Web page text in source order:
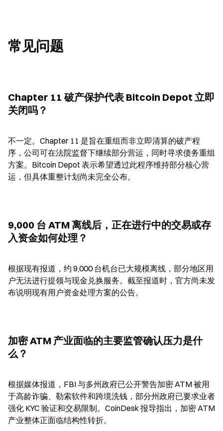
常见问题
Chapter 11 破产保护代表 Bitcoin Depot 立即
关闭吗？
不一定。Chapter 11 是旨在重组而非立即清算的破产程
序，公司可在法院监督下继续部分营运，同时寻求债务重组
方案。Bitcoin Depot 表示希望透过此程序维持部分核心营
运，但具体重整计划尚未完全公布。
9,000 台 ATM 离线后，正在进行中的交易或存
入资金如何处理？
根据现有报道，约 9,000 台机台已大规模离线，部分地区用
户无法进行提领与现金兑换服务。截至报道时，官方尚未发
布说明现有用户资金处理方案的公告。
加密 ATM 产业面临的主要监管确认压力是什
么？
根据媒体报道，FBI 与多州政府已公开警告加密 ATM 被用
于高龄诈骗、勒索软件和跨境洗钱，部分州政府已要求业者
强化 KYC 验证和交易限制。CoinDesk 报导指出，加密 ATM
产业整体正面临结构性转折。